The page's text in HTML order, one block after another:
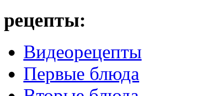
рецепты:
Видеорецепты
Первые блюда